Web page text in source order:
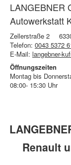
LANGEBNER
Autowerkstatt
Zellerstraße 2
Telefon: 0043 5372
E-Mail: langebner-
Öffnungszeiten
Montag bis
08:00- 15:30 Uhr
Renault